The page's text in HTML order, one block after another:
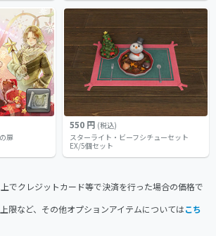
扉
550 円 (税込)
スターライト・ビーフシチューセット
EX/5個セット
でクレジットカード等で決済を行った場合の価格で
限など、その他オプションアイテムについてはこち